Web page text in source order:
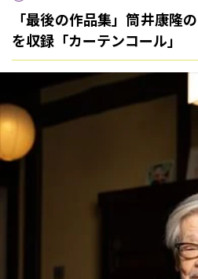
「最後の作品集」筒井康
を収録「カーテンコール」